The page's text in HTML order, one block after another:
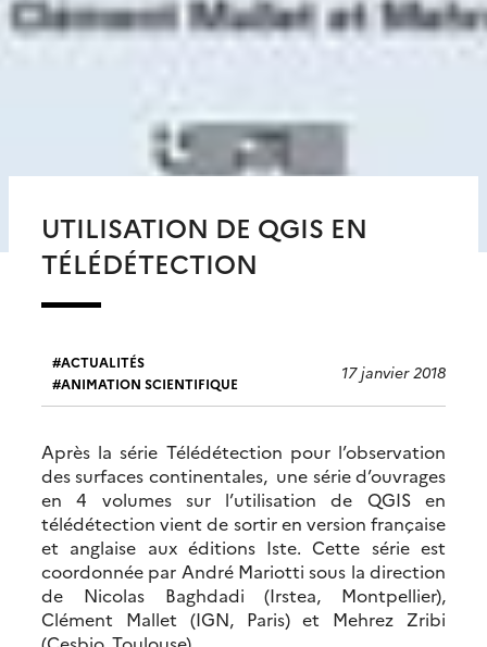
UTILISATION DE QGIS EN
TÉLÉDÉTECTION
ACTUALITÉS
ANIMATION SCIENTIFIQUE
17 janvier 2018
Après la série Télédétection pour l’observation
des surfaces continentales, une série d’ouvrages
en 4 volumes sur l’utilisation de QGIS en
télédétection vient de sortir en version française
et anglaise aux éditions Iste. Cette série est
coordonnée par André Mariotti sous la direction
de Nicolas Baghdadi (Irstea, Montpellier),
Clément Mallet (IGN, Paris) et Mehrez Zribi